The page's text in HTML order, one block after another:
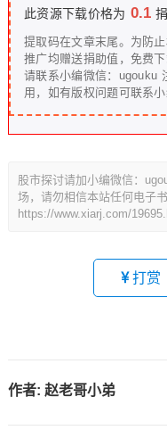
此资源下载价格为 0.1
提取码在文章末尾。为防
推广均赠送捐助值，免费
请联系小编微信：ugouku 注明问题反馈。 本站资料仅供学习使
用，如有版权问题可联系小
股市探讨请加小编微信：
场，请勿相信本站任何电子
https://www.xiarj.com/
打赏
作者: 赵老哥小弟